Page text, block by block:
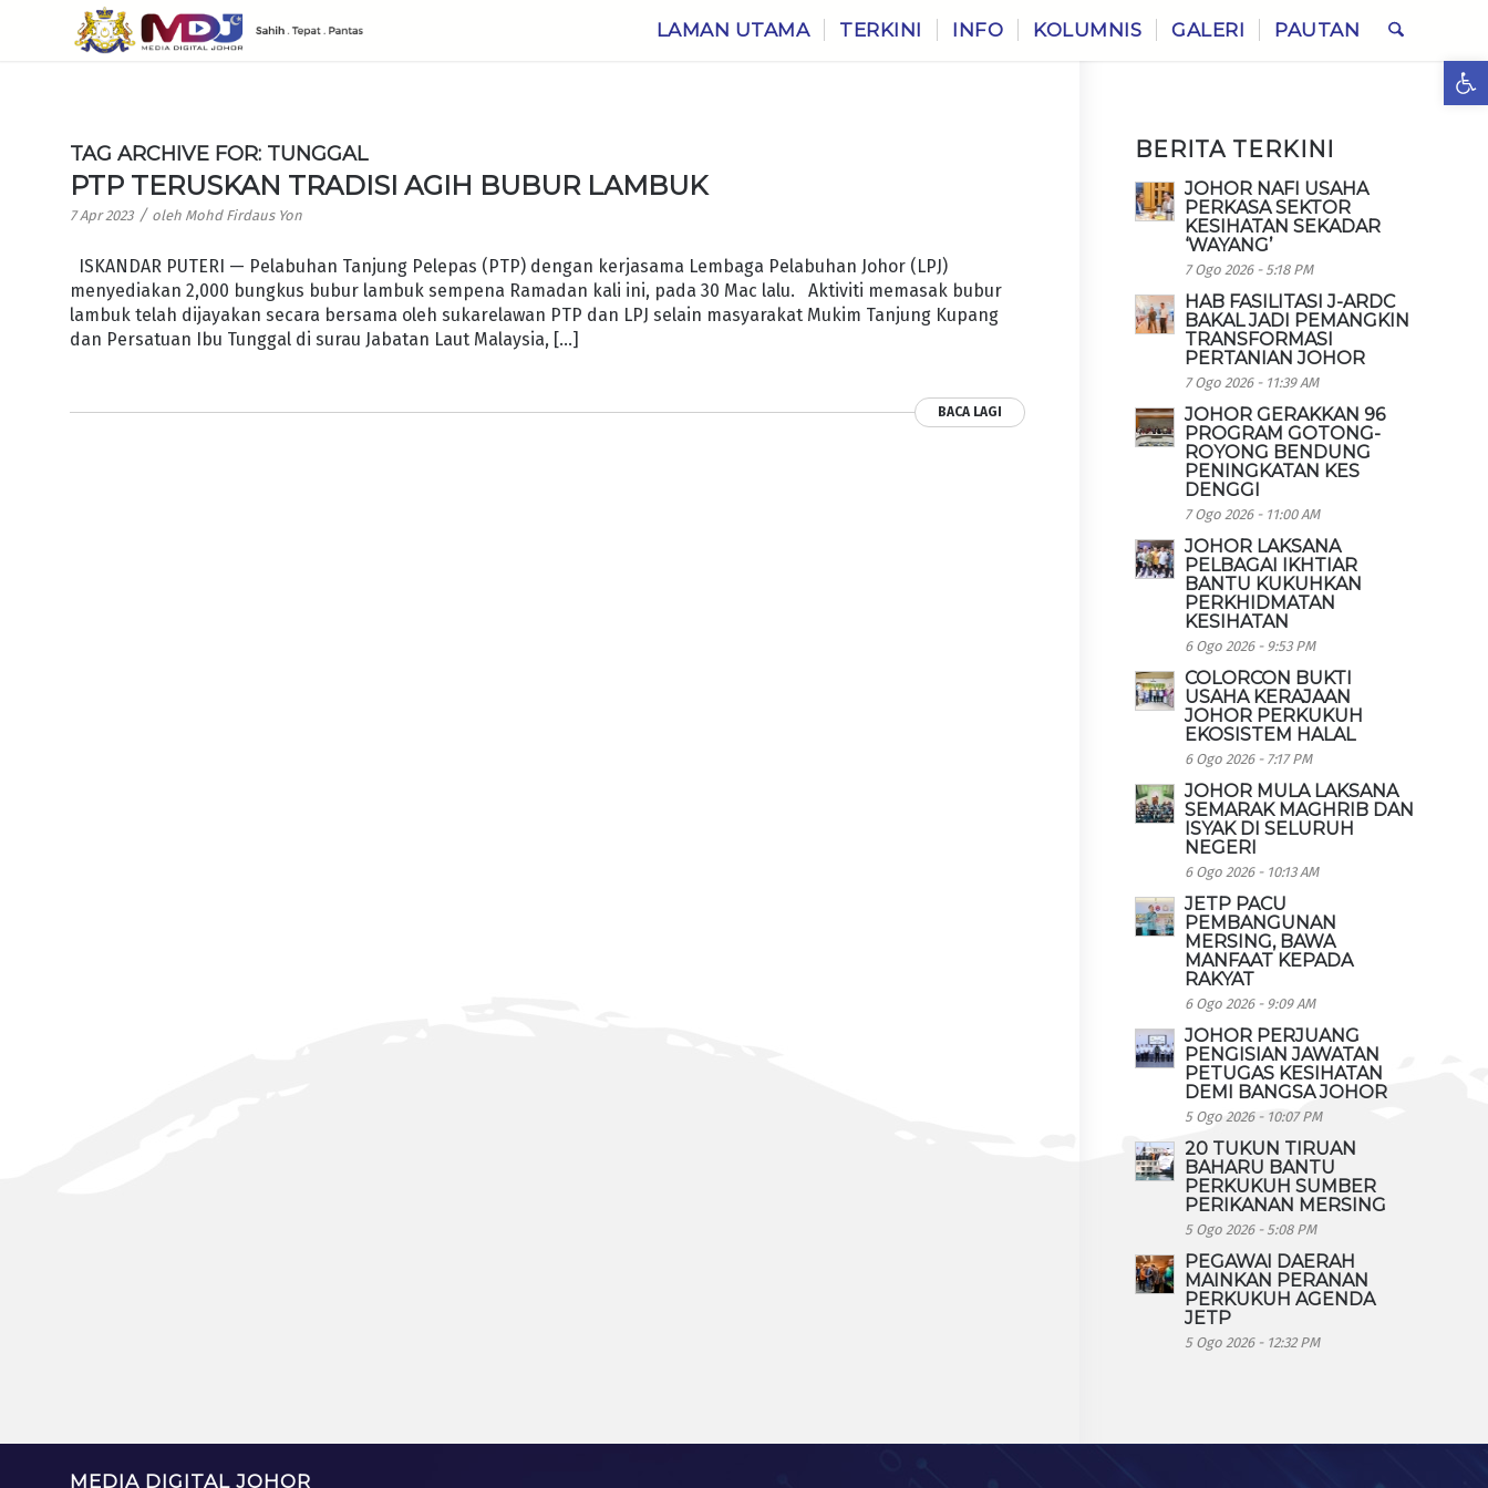
LAMAN UTAMA TERKINI INFO KOLUMNIS GALERI PAUTAN
TAG ARCHIVE FOR: TUNGGAL
PTP TERUSKAN TRADISI AGIH BUBUR LAMBUK
7 Apr 2023 / oleh Mohd Firdaus Yon
ISKANDAR PUTERI — Pelabuhan Tanjung Pelepas (PTP) dengan kerjasama Lembaga Pelabuhan Johor (LPJ)
menyediakan 2,000 bungkus bubur lambuk sempena Ramadan kali ini, pada 30 Mac lalu. Aktiviti memasak bubur
lambuk telah dijayakan secara bersama oleh sukarelawan PTP dan LPJ selain masyarakat Mukim Tanjung Kupang
dan Persatuan Ibu Tunggal di surau Jabatan Laut Malaysia, […]
BACA LAGI
BERITA TERKINI
JOHOR NAFI USAHA
PERKASA SEKTOR
KESIHATAN SEKADAR
‘WAYANG’
7 Ogo 2026 - 5:18 PM
HAB FASILITASI J-ARDC
BAKAL JADI PEMANGKIN
TRANSFORMASI
PERTANIAN JOHOR
7 Ogo 2026 - 11:39 AM
JOHOR GERAKKAN 96
PROGRAM GOTONG-
ROYONG BENDUNG
PENINGKATAN KES
DENGGI
7 Ogo 2026 - 11:00 AM
JOHOR LAKSANA
PELBAGAI IKHTIAR
BANTU KUKUHKAN
PERKHIDMATAN
KESIHATAN
6 Ogo 2026 - 9:53 PM
COLORCON BUKTI
USAHA KERAJAAN
JOHOR PERKUKUH
EKOSISTEM HALAL
6 Ogo 2026 - 7:17 PM
JOHOR MULA LAKSANA
SEMARAK MAGHRIB DAN
ISYAK DI SELURUH
NEGERI
6 Ogo 2026 - 10:13 AM
JETP PACU
PEMBANGUNAN
MERSING, BAWA
MANFAAT KEPADA
RAKYAT
6 Ogo 2026 - 9:09 AM
JOHOR PERJUANG
PENGISIAN JAWATAN
PETUGAS KESIHATAN
DEMI BANGSA JOHOR
5 Ogo 2026 - 10:07 PM
20 TUKUN TIRUAN
BAHARU BANTU
PERKUKUH SUMBER
PERIKANAN MERSING
5 Ogo 2026 - 5:08 PM
PEGAWAI DAERAH
MAINKAN PERANAN
PERKUKUH AGENDA
JETP
5 Ogo 2026 - 12:32 PM
MEDIA DIGITAL JOHOR